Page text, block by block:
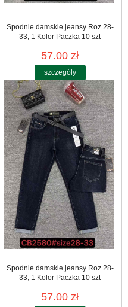
Spodnie damskie jeansy Roz 28-
33, 1 Kolor Paczka 10 szt
57.00 zł
szczegóły
Spodnie damskie jeansy Roz 28-
33, 1 Kolor Paczka 10 szt
57.00 zł